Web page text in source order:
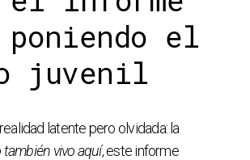
el
juvenil
latente pero olvidada: la
también vivo aquí, este informe